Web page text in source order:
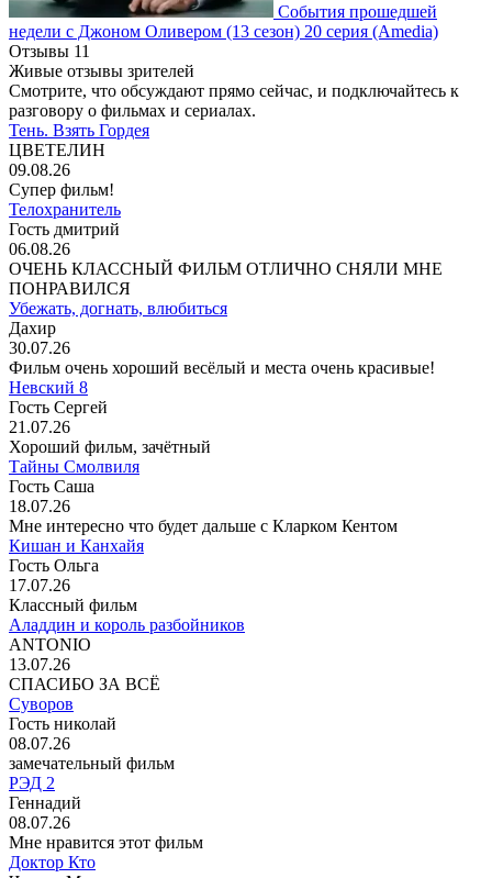
События прошедшей
недели с Джоном Оливером (13 сезон) 20 серия (Amedia)
Отзывы 11
Живые отзывы зрителей
Смотрите, что обсуждают прямо сейчас, и подключайтесь к
разговору о фильмах и сериалах.
Тень. Взять Гордея
ЦВЕТЕЛИН
09.08.26
Супер фильм!
Телохранитель
Гость дмитрий
06.08.26
ОЧЕНЬ КЛАССНЫЙ ФИЛЬМ ОТЛИЧНО СНЯЛИ МНЕ
ПОНРАВИЛСЯ
Убежать, догнать, влюбиться
Дахир
30.07.26
Фильм очень хороший весёлый и места очень красивые!
Невский 8
Гость Сергей
21.07.26
Хороший фильм, зачётный
Тайны Смолвиля
Гость Саша
18.07.26
Мне интересно что будет дальше с Кларком Кентом
Кишан и Канхайя
Гость Ольга
17.07.26
Классный фильм
Аладдин и король разбойников
ANTONIO
13.07.26
СПАСИБО ЗА ВСЁ
Суворов
Гость николай
08.07.26
замечательный фильм
РЭД 2
Геннадий
08.07.26
Мне нравится этот фильм
Доктор Кто